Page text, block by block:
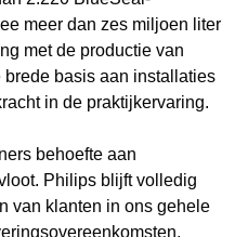
meer dan zes miljoen liter
met de productie van
basis aan installaties
in de praktijkervaring.
behoefte aan
Philips blijft volledig
van klanten in ons gehele